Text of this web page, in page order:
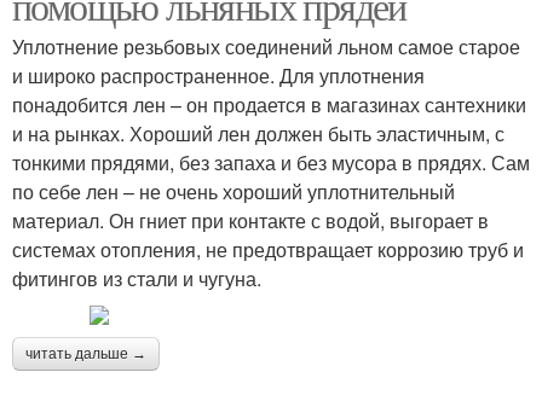
Уплотнение резьбовых соединений льном самое старое
и широко распространенное. Для уплотнения
понадобится лен – он продается в магазинах сантехники
и на рынках. Хороший лен должен быть эластичным, с
тонкими прядями, без запаха и без мусора в прядях. Сам
по себе лен – не очень хороший уплотнительный
материал. Он гниет при контакте с водой, выгорает в
системах отопления, не предотвращает коррозию труб и
фитингов из стали и чугуна.
читать дальше →